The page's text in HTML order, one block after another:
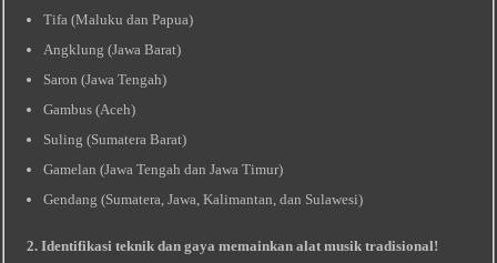
Tifa (Maluku dan Papua)
Angklung (Jawa Barat)
Saron (Jawa Tengah)
Gambus (Aceh)
Suling (Sumatera Barat)
Gamelan (Jawa Tengah dan Jawa Timur)
Gendang (Sumatera, Jawa, Kalimantan, dan Sulawesi)
2. Identifikasi teknik dan gaya memainkan alat musik tradisional!